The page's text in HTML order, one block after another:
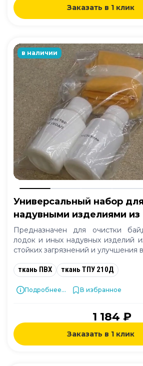
Заказать в 1 клик
в наличии
Универсальный набор
надувными изделиями
Предназначен для очистки
лодок и иных надувных изделий
стойких загрязнений и улучшения
ткань ПВХ ткань ТПУ 210Д
Подробнее... В избранное
1 184 ₽
Заказать в 1 клик